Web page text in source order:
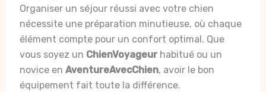
Organiser un séjour réussi avec votre chien
nécessite une préparation minutieuse, où chaque
élément compte pour un confort optimal. Que
vous soyez un ChienVoyageurhabitué ou un
novice en AventureAvecChien, avoir le bon
équipement fait toute la différence.